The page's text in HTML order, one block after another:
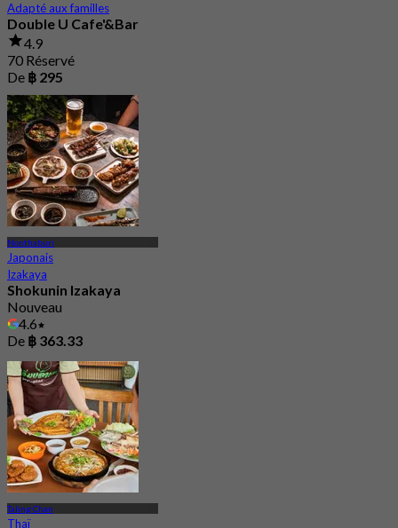
Adapté aux familles
Double U Cafe'&Bar
4.9
70 Réservé
De ฿ 295
Nonthaburi
Japonais
Izakaya
Shokunin Izakaya
Nouveau
4.6
De ฿ 363.33
Taling Chan
Thaï